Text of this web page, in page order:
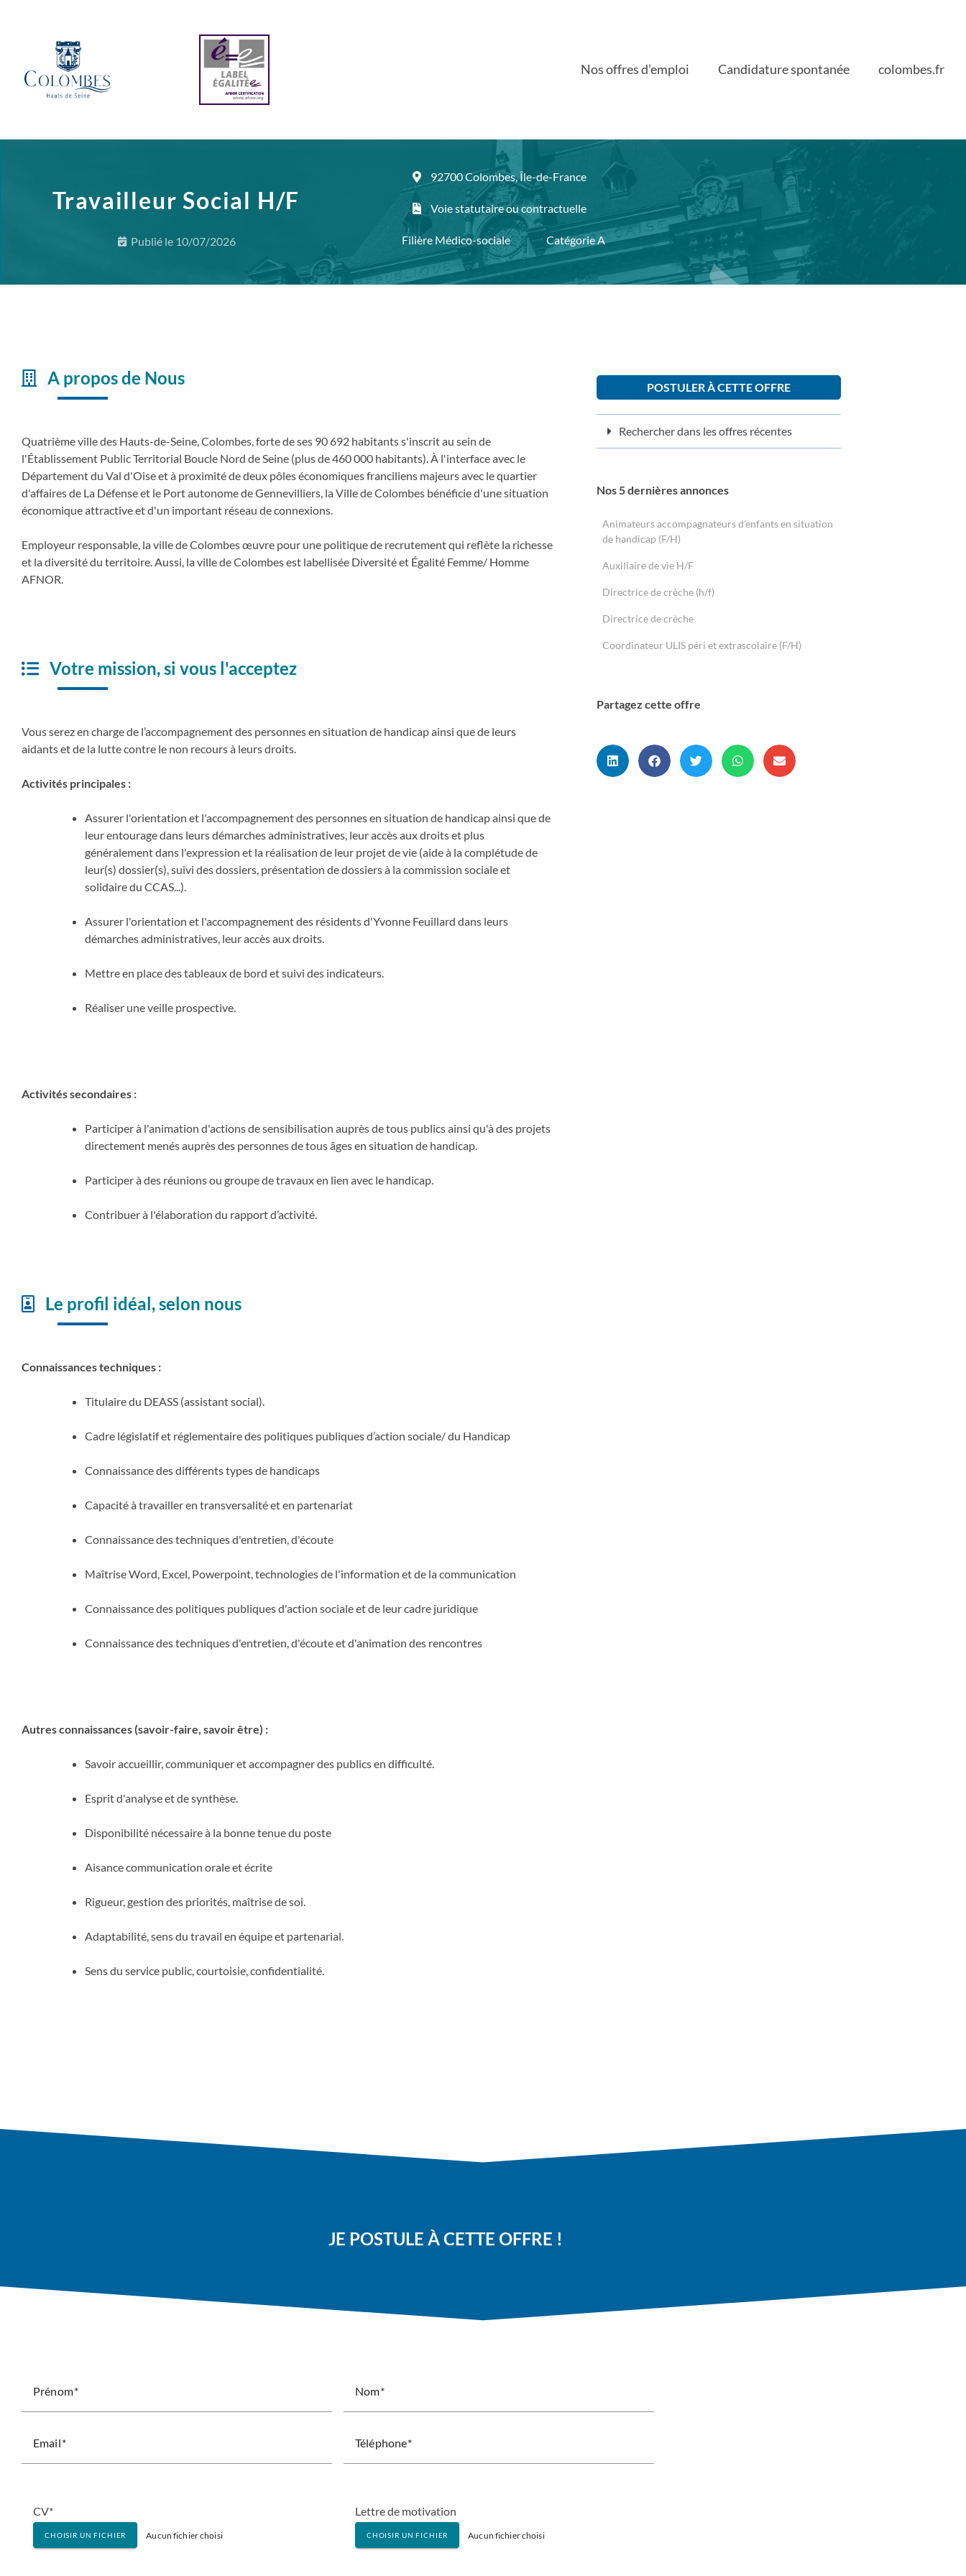
Nos offres d’emploi Candidature spontanée colombes.fr
Travailleur Social H/F
Publié le 10/07/2026
92700 Colombes, Île-de-France
Voie statutaire ou contractuelle
Filière Médico-sociale Catégorie A
A propos de Nous
Quatrième ville des Hauts-de-Seine, Colombes, forte de ses 90 692 habitants s'inscrit au sein de
l'Établissement Public Territorial Boucle Nord de Seine (plus de 460 000 habitants). À l'interface avec le
Département du Val d'Oise et à proximité de deux pôles économiques franciliens majeurs avec le quartier
d'affaires de La Défense et le Port autonome de Gennevilliers, la Ville de Colombes bénéficie d'une situation
économique attractive et d'un important réseau de connexions.
Employeur responsable, la ville de Colombes œuvre pour une politique de recrutement qui reflète la richesse
et la diversité du territoire. Aussi, la ville de Colombes est labellisée Diversité et Égalité Femme/ Homme
AFNOR.
Votre mission, si vous l'acceptez
Vous serez en charge de l’accompagnement des personnes en situation de handicap ainsi que de leurs
aidants et de la lutte contre le non recours à leurs droits.
Activités principales :
Assurer l'orientation et l'accompagnement des personnes en situation de handicap ainsi que de
leur entourage dans leurs démarches administratives, leur accès aux droits et plus
généralement dans l'expression et la réalisation de leur projet de vie (aide à la complétude de
leur(s) dossier(s), suivi des dossiers, présentation de dossiers à la commission sociale et
solidaire du CCAS...).
Assurer l'orientation et l'accompagnement des résidents d'Yvonne Feuillard dans leurs
démarches administratives, leur accès aux droits.
Mettre en place des tableaux de bord et suivi des indicateurs.
Réaliser une veille prospective.
Activités secondaires :
Participer à l'animation d'actions de sensibilisation auprès de tous publics ainsi qu'à des projets
directement menés auprès des personnes de tous âges en situation de handicap.
Participer à des réunions ou groupe de travaux en lien avec le handicap.
Contribuer à l'élaboration du rapport d’activité.
Le profil idéal, selon nous
Connaissances techniques :
Titulaire du DEASS (assistant social).
Cadre législatif et réglementaire des politiques publiques d’action sociale/ du Handicap
Connaissance des différents types de handicaps
Capacité à travailler en transversalité et en partenariat
Connaissance des techniques d'entretien, d'écoute
Maîtrise Word, Excel, Powerpoint, technologies de l'information et de la communication
Connaissance des politiques publiques d'action sociale et de leur cadre juridique
Connaissance des techniques d'entretien, d'écoute et d'animation des rencontres
Autres connaissances (savoir-faire, savoir être) :
Savoir accueillir, communiquer et accompagner des publics en difficulté.
Esprit d'analyse et de synthèse.
Disponibilité nécessaire à la bonne tenue du poste
Aisance communication orale et écrite
Rigueur, gestion des priorités, maîtrise de soi.
Adaptabilité, sens du travail en équipe et partenarial.
Sens du service public, courtoisie, confidentialité.
POSTULER À CETTE OFFRE
Rechercher dans les offres récentes
Nos 5 dernières annonces
Animateurs accompagnateurs d’enfants en situation
de handicap (F/H)
Auxiliaire de vie H/F
Directrice de crèche (h/f)
Directrice de crèche
Coordinateur ULIS péri et extrascolaire (F/H)
Partagez cette offre
JE POSTULE À CETTE OFFRE !
Prénom Nom
Email Téléphone
CV*
CHOISIR UN FICHIER Aucun fichier choisi
Lettre de motivation
CHOISIR UN FICHIER Aucun fichier choisi